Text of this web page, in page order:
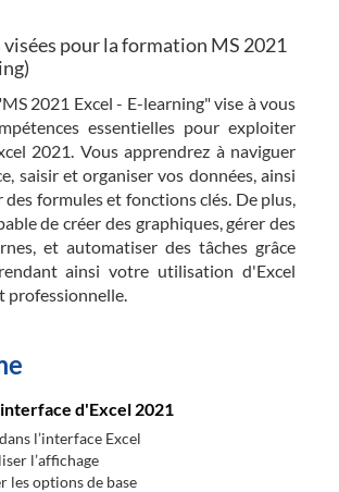
pour la formation MS 2021
2021 Excel - E-learning" vise à vous
essentielles pour exploiter
2021. Vous apprendrez à naviguer
saisir et organiser vos données, ainsi
formules et fonctions clés. De plus,
de créer des graphiques, gérer des
et automatiser des tâches grâce
ainsi votre utilisation d'Excel
professionnelle.
d'Excel 2021
l’interface Excel
l’affichage
les options de base